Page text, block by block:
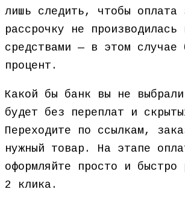
лишь следить, чтобы оплата
рассрочку не производилась
средствами — в этом случае
процент.
Какой бы банк вы не
будет без переплат и
Переходите по ссылкам,
нужный товар. На этапе
оформляйте просто и быстро
2 клика.